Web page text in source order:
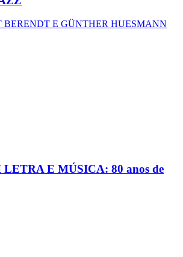
BERENDT E GÜNTHER HUESMANN
E MÚSICA: 80 anos de